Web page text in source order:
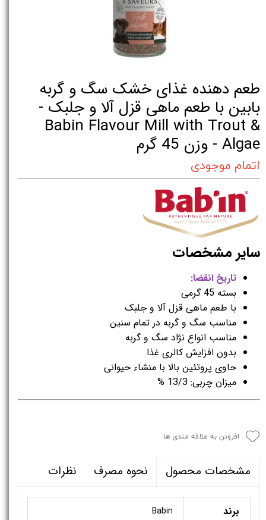
طعم دهنده غذای خشک سگ و گربه
بابین با طعم ماهی قزل آلا و جلبک -
Babin Flavour Mill with Trout &
Algae - وزن 45 گرم
اتمام موجودی
سایر مشخصات
تاریخ انقضا:
بسته 45 گرمی
با طعم ماهی قزل آلا و جلبک
مناسب سگ و گربه در تمام سنین
مناسب انواع نژاد سگ و گربه
بدون افزایش کالری غذا
حاوی پروتئین بالا با منشاء حیوانی
میزان چربی: 13/3 %
افزودن به علاقه مندی ها
مشخصات محصول نحوه مصرف نظرات
برند Babin